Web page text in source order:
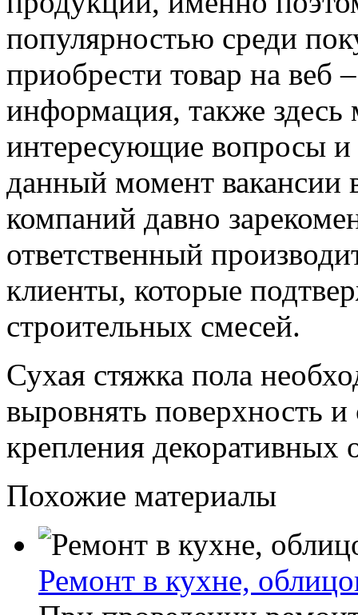
популярностью среди
приобрести товар на веб
информация, также здесь
интересующие вопросы и
данный момент вакансии
компаний давно
ответственный
клиенты, которые
строительных смесей.
Сухая стяжка пола
выровнять поверхность и
крепления декоративных
Похожие материалы
Ремонт в кухне,